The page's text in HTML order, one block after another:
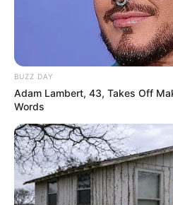
BUZZ DAY
Adam Lambert, 43, Takes Off
Words